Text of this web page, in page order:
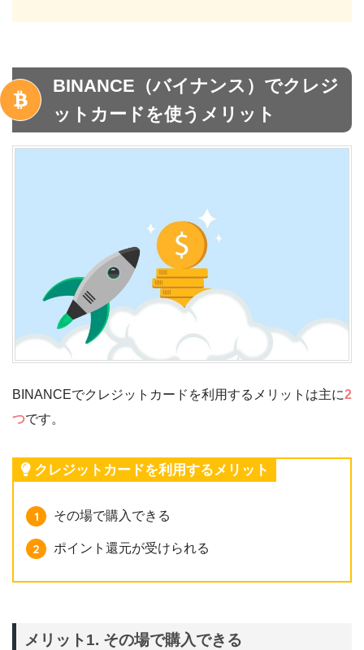
BINANCE（バイナンス）でクレジ
ットカードを使うメリット
BINANCEでクレジットカードを利用するメリットは主に2
つです。
クレジットカードを利用するメリット
その場で購入できる
ポイント還元が受けられる
メリット1. その場で購入できる